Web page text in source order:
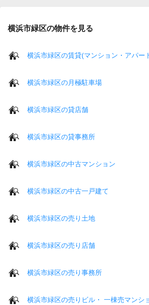
横浜市緑区の物件を見る
横浜市緑区の賃貸(マンション・アパー
横浜市緑区の月極駐車場
横浜市緑区の貸店舗
横浜市緑区の貸事務所
横浜市緑区の中古マンション
横浜市緑区の中古一戸建て
横浜市緑区の売り土地
横浜市緑区の売り店舗
横浜市緑区の売り事務所
横浜市緑区の売りビル・ 一棟売マンシ